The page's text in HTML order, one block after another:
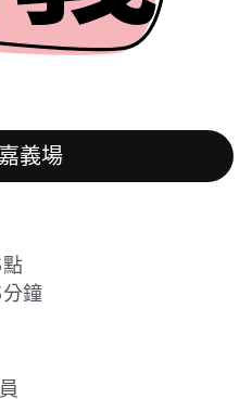
義場
鐘